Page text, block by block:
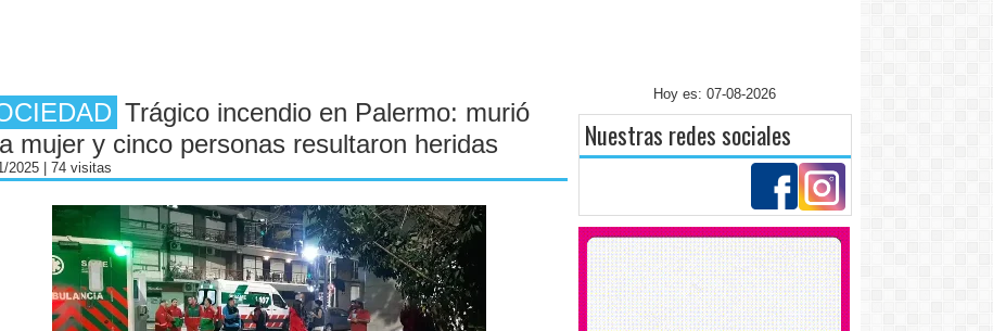
Hoy es: 07-08-2026
Trágico incendio en Palermo: murió
mujer y cinco personas resultaron heridas
2025 | 74 visitas
Nuestras redes sociales